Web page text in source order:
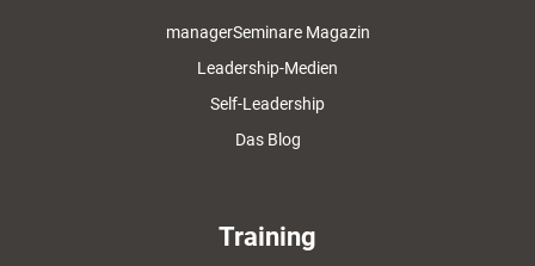
managerSeminare Magazin
Leadership-Medien
Self-Leadership
Das Blog
Training